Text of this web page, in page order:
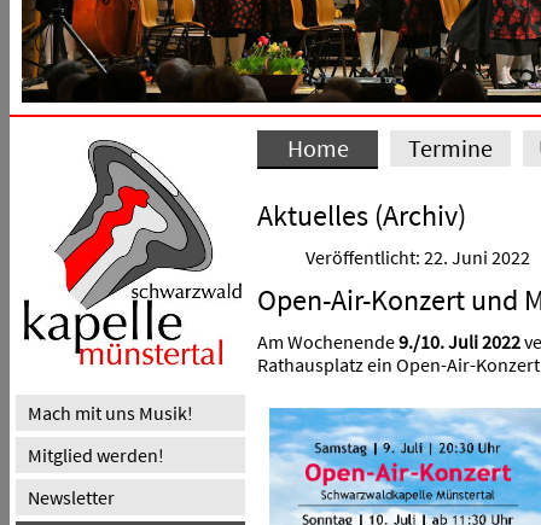
Mach mit uns Musik!
Mitglied werden!
Newsletter
Home Termine
Aktuelles (Archiv)
Veröffentlicht: 22. Juni 2022
Open-Air-Konzert und
Am Wochenende9./10. Juli 2022
Rathausplatz ein Open-Air-